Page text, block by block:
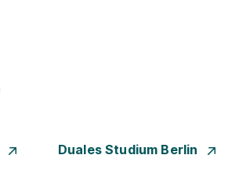
Duales Studium Berlin